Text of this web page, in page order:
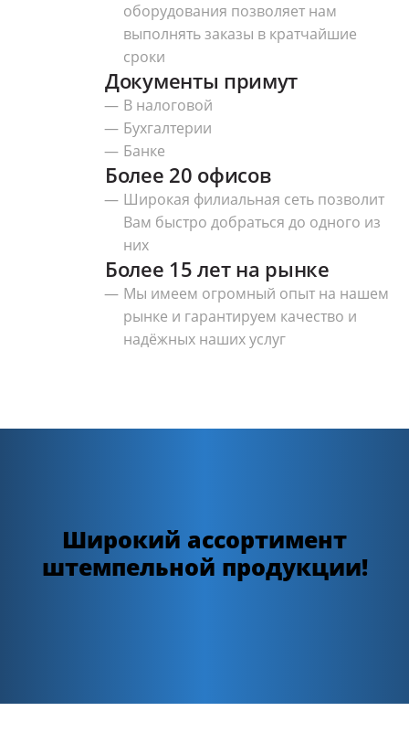
оборудования позволяет нам
выполнять заказы в кратчайшие
сроки
Документы примут
В налоговой
Бухгалтерии
Банке
Более 20 офисов
Широкая филиальная сеть позволит
Вам быстро добраться до одного из
них
Более 15 лет на рынке
Мы имеем огромный опыт на нашем
рынке и гарантируем качество и
надёжных наших услуг
Широкий ассортимент
штемпельной продукции!